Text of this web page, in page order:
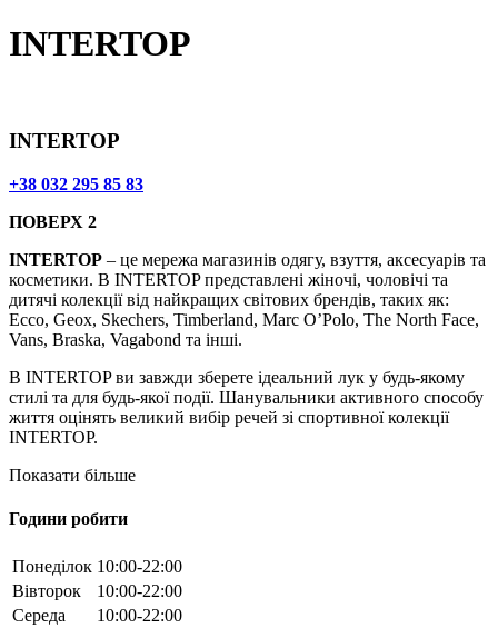
INTERTOP
INTERTOP
+38 032 295 85 83
ПОВЕРХ 2
INTERTOP – це мережа магазинів одягу, взуття, аксесуарів та
косметики. В INTERTOP представлені жіночі, чоловічі та
дитячі колекції від найкращих світових брендів, таких як:
Ecco, Geox, Skechers, Timberland, Marc O’Polo, The North Face,
Vans, Braska, Vagabond та інші.
В INTERTOP ви завжди зберете ідеальний лук у будь-якому
стилі та для будь-якої події. Шанувальники активного способу
життя оцінять великий вибір речей зі спортивної колекції
INTERTOP.
Показати більше
Години робити
Понеділок 10:00-22:00
Вівторок
10:00-22:00
Середа
10:00-22:00